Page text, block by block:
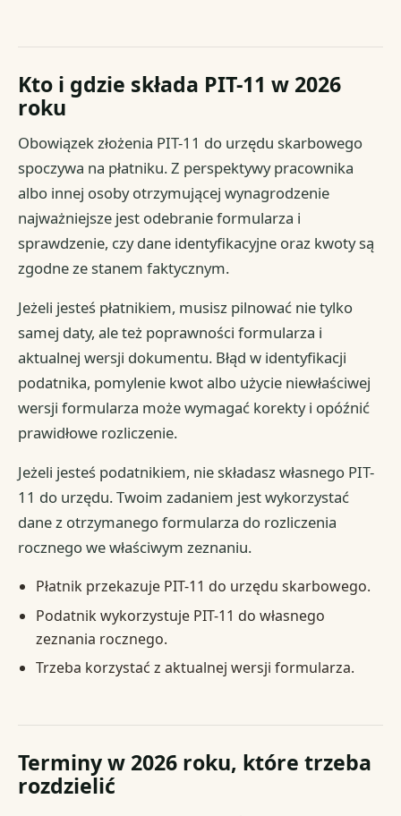
Kto i gdzie składa PIT-11 w 2026
roku
Obowiązek złożenia PIT-11 do urzędu skarbowego
spoczywa na płatniku. Z perspektywy pracownika
albo innej osoby otrzymującej wynagrodzenie
najważniejsze jest odebranie formularza i
sprawdzenie, czy dane identyfikacyjne oraz kwoty są
zgodne ze stanem faktycznym.
Jeżeli jesteś płatnikiem, musisz pilnować nie tylko
samej daty, ale też poprawności formularza i
aktualnej wersji dokumentu. Błąd w identyfikacji
podatnika, pomylenie kwot albo użycie niewłaściwej
wersji formularza może wymagać korekty i opóźnić
prawidłowe rozliczenie.
Jeżeli jesteś podatnikiem, nie składasz własnego PIT-
11 do urzędu. Twoim zadaniem jest wykorzystać
dane z otrzymanego formularza do rozliczenia
rocznego we właściwym zeznaniu.
Płatnik przekazuje PIT-11 do urzędu skarbowego.
Podatnik wykorzystuje PIT-11 do własnego
zeznania rocznego.
Trzeba korzystać z aktualnej wersji formularza.
Terminy w 2026 roku, które trzeba
rozdzielić